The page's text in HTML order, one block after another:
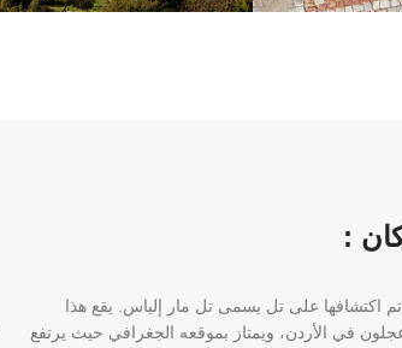
:
اكتشافها على تل يسمى تل مار إلياس. يقع هذا
مدينة عجلون في الأردن، ويمتاز بموقعه الجغرافي حيث يرتفع